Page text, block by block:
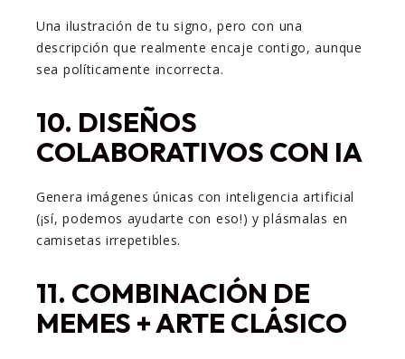
Una ilustración de tu signo, pero con una
descripción que realmente encaje contigo, aunque
sea políticamente incorrecta.
10. DISEÑOS
COLABORATIVOS CON IA
Genera imágenes únicas con inteligencia artificial
(¡sí, podemos ayudarte con eso!) y plásmalas en
camisetas irrepetibles.
11. COMBINACIÓN DE
MEMES + ARTE CLÁSICO